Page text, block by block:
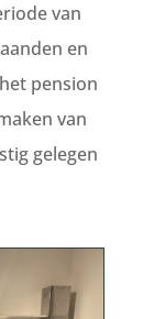
van
en
pension
van
gelegen